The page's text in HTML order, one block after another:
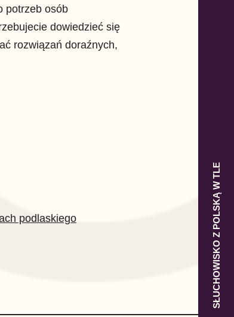
potrzeb osób
dowiedzieć się
rozwiązań doraźnych,
podlaskiego
SŁUCHOWISKO Z POLSKĄ W TLE